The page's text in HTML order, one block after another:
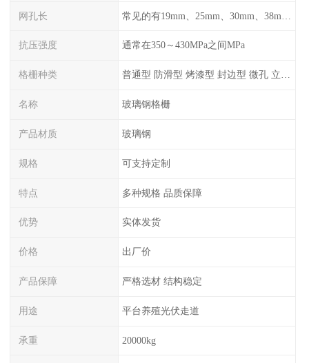
网孔长
抗压强度 通常在350～430MPa之间MPa
格栅种类 普通型 防滑型 ‌烤漆型 封边型 ‌微孔 立体 加砂覆面型 平面型
名称 玻璃钢格栅
产品材质 玻璃钢
规格 可支持定制
特点 多种规格 品质保障
优势 实体发货
价格 出厂价
产品保障 严格选材 结构稳定
用途 平台养殖光伏走道
承重 20000kg